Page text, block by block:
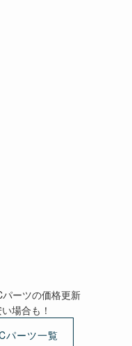
ーツの価格更新
場合も！
パーツ一覧